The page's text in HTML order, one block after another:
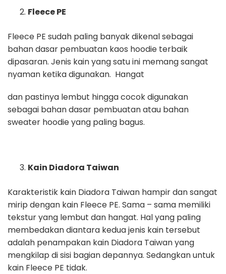
Fleece PE
Fleece PE sudah paling banyak dikenal sebagai
bahan dasar pembuatan kaos hoodie terbaik
dipasaran. Jenis kain yang satu ini memang sangat
nyaman ketika digunakan. Hangat
dan pastinya lembut hingga cocok digunakan
sebagai bahan dasar pembuatan atau bahan
sweater hoodie yang paling bagus.
Kain Diadora Taiwan
Karakteristik kain Diadora Taiwan hampir dan sangat
mirip dengan kain Fleece PE. Sama – sama memiliki
tekstur yang lembut dan hangat. Hal yang paling
membedakan diantara kedua jenis kain tersebut
adalah penampakan kain Diadora Taiwan yang
mengkilap di sisi bagian depannya. Sedangkan untuk
kain Fleece PE tidak.